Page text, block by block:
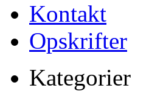
Kontakt
Opskrifter
Kategorier